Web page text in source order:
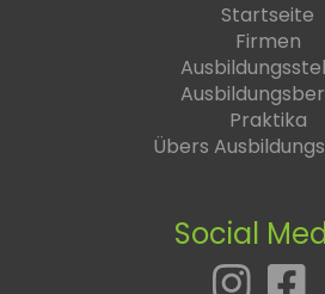
Startseite
Firmen
Praktika
Übers
Social